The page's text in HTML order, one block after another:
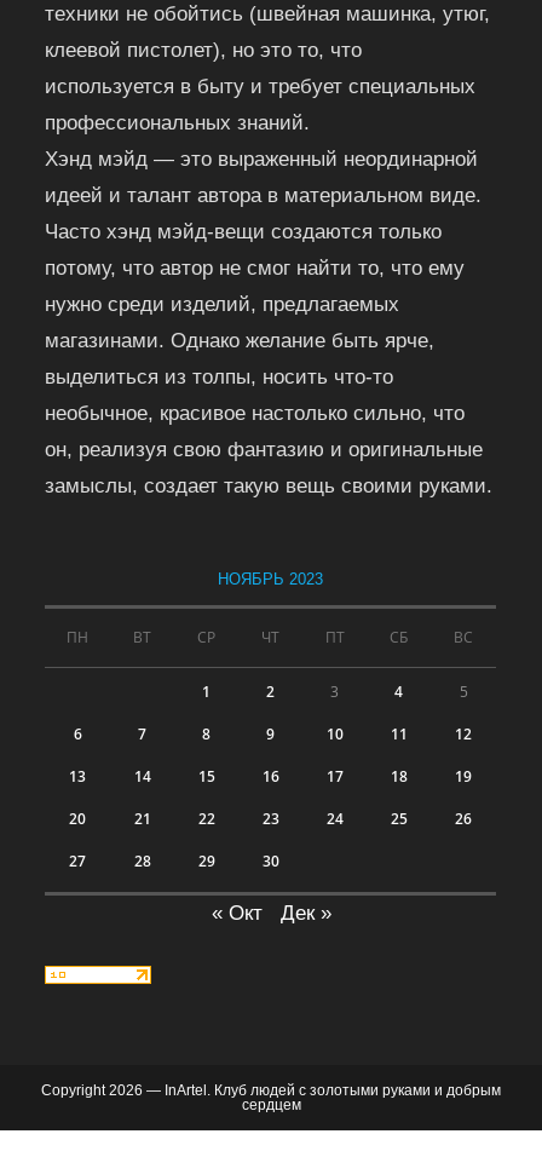
техники не обойтись (швейная машинка, утюг,
клеевой пистолет), но это то, что
используется в быту и требует специальных
профессиональных знаний.
Хэнд мэйд — это выраженный неординарной
идеей и талант автора в материальном виде.
Часто хэнд мэйд-вещи создаются только
потому, что автор не смог найти то, что ему
нужно среди изделий, предлагаемых
магазинами. Однако желание быть ярче,
выделиться из толпы, носить что-то
необычное, красивое настолько сильно, что
он, реализуя свою фантазию и оригинальные
замыслы, создает такую вещь своими руками.
НОЯБРЬ 2023
ПН ВТ СР ЧТ ПТ СБ ВС
1 2 3 4 5
6 7 8 9 10 11 12
13 14 15 16 17 18 19
20 21 22 23 24 25 26
27 28 29 30
« Окт Дек »
Copyright 2026 — InArtel. Клуб людей с золотыми руками и добрым
сердцем